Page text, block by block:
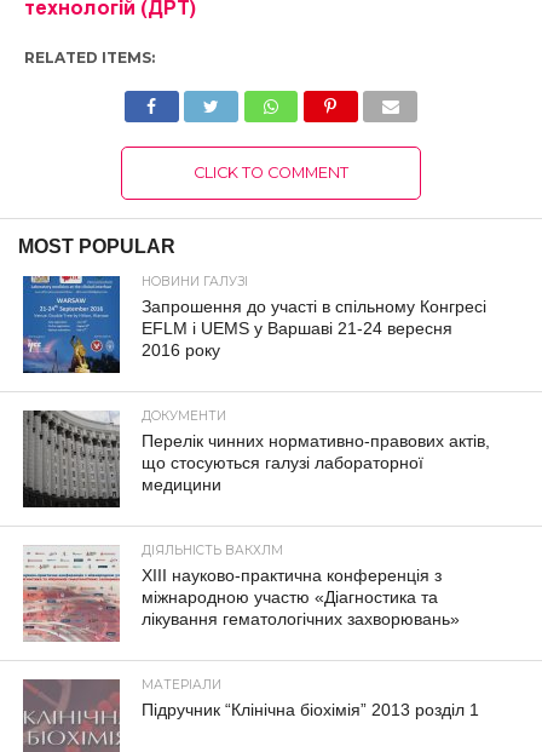
технологій (ДРТ)
RELATED ITEMS:
CLICK TO COMMENT
MOST POPULAR
НОВИНИ ГАЛУЗІ
Запрошення до участі в спільному Конгресі
EFLM і UEMS у Варшаві 21-24 вересня
2016 року
ДОКУМЕНТИ
Перелік чинних нормативно-правових актів,
що стосуються галузі лабораторної
медицини
ДІЯЛЬНІСТЬ ВАКХЛМ
XIII науково-практична конференція з
міжнародною участю «Діагностика та
лікування гематологічних захворювань»
МАТЕРІАЛИ
Підручник “Клінічна біохімія” 2013 розділ 1